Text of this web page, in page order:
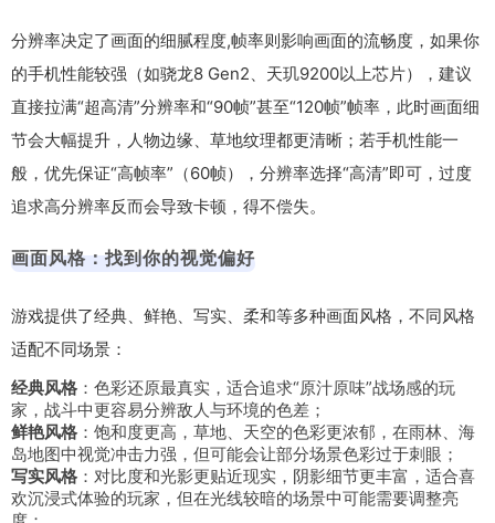
分辨率决定了画面的细腻程度,帧率则影响画面的流畅度，如果你
的手机性能较强（如骁龙8 Gen2、天玑9200以上芯片），建议
直接拉满“超高清”分辨率和“90帧”甚至“120帧”帧率，此时画面细
节会大幅提升，人物边缘、草地纹理都更清晰；若手机性能一
般，优先保证“高帧率”（60帧），分辨率选择“高清”即可，过度
追求高分辨率反而会导致卡顿，得不偿失。
画面风格：找到你的视觉偏好
游戏提供了经典、鲜艳、写实、柔和等多种画面风格，不同风格
适配不同场景：
经典风格 ：色彩还原最真实，适合追求“原汁原味”战场感的玩
家，战斗中更容易分辨敌人与环境的色差；
鲜艳风格 ：饱和度更高，草地、天空的色彩更浓郁，在雨林、海
岛地图中视觉冲击力强，但可能会让部分场景色彩过于刺眼；
写实风格 ：对比度和光影更贴近现实，阴影细节更丰富，适合喜
欢沉浸式体验的玩家，但在光线较暗的场景中可能需要调整亮